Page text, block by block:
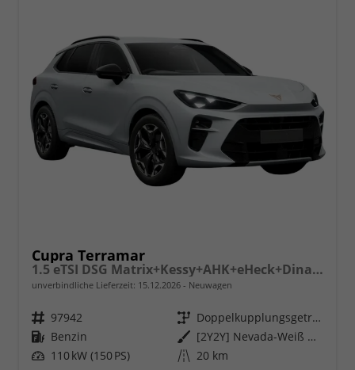
Cupra Terramar
1.5 eTSI DSG Matrix+Kessy+AHK+eHeck+Dinamica+CarPlay+eHeck+GV5
unverbindliche Lieferzeit: 15.12.2026 Neuwagen
Fahrzeugnr. 97942 Getriebe
Doppelkupplungsgetriebe (DSG)
Kraftstoff Benzin Außenfarbe
[2Y2Y] Nevada-Weiß Metallic
Leistung 110 kW (150 PS) Kilometerstand 20 km